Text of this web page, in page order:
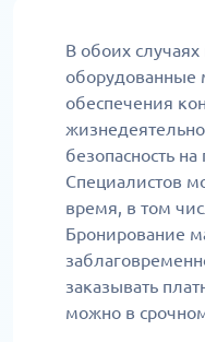
В обоих случаях
оборудованные
обеспечения
безопасность
Специалистов
время, в том
Бронирование
заказывать
можно в